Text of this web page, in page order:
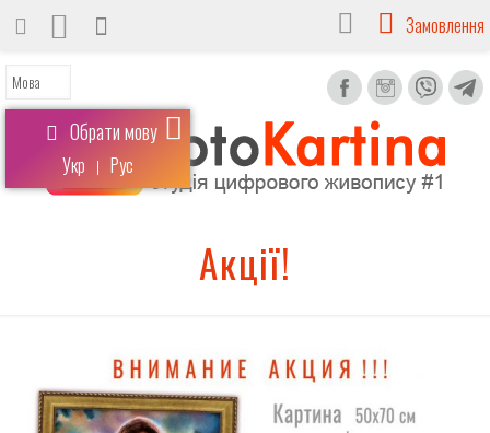
Обрати мову
Укр | Рус
Замовлення
Акції!